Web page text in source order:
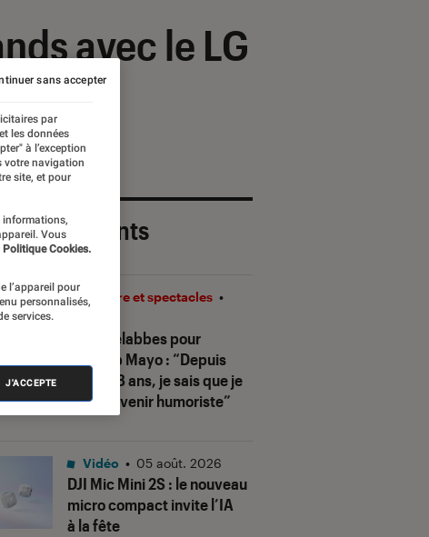
avec le LG
plus récents
Sofia Belabbes pour
Ketchup Mayo: “Depuis
que j’ai 8 ans, je sais que je
veux devenir humoriste”
Théâtre et spectacles •
DJI Mic Mini 2S : le nouveau
micro compact invite l’IA
à la fête
Vidéo • 05 août. 2026
par
les données
à l’exception
votre navigation
site, et pour
informations,
Vous
Politique Cookies.
l’appareil pour
personnalisés,
services.
J'ACCEPTE
sans accepter